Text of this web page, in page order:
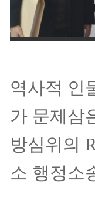
역사적 인
가 문제삼
방심위의
소 행정소